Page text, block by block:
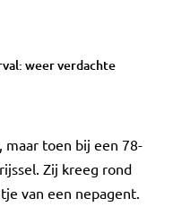
weer verdachte
maar toen bij een 78-
Zij kreeg rond
van een nepagent.